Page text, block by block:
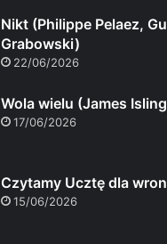
Nikt (Philippe Pelaez,
Grabowski)
22/06/2026
Wola wielu (James
17/06/2026
Czytamy Ucztę dla
15/06/2026